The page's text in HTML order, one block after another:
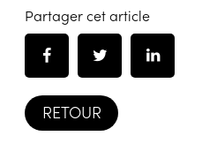
Partager cet article
RETOUR